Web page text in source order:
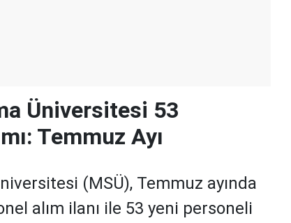
Üniversitesi 53
Temmuz Ayı
(MSÜ), Temmuz ayında
alım ilanı ile 53 yeni personeli